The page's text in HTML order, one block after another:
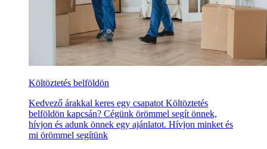
Költöztetés belföldön
Kedvező árakkal keres egy csapatot Költöztetés
belföldön kapcsán? Cégünk örömmel segít önnek,
hívjon és adunk önnek egy ajánlatot. Hívjon minket és
mi örömmel segítünk